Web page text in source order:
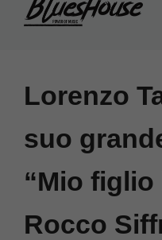
Lorenzo
suo
“Mio figlio
Rocco